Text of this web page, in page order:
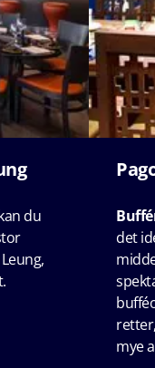
du
det
mye